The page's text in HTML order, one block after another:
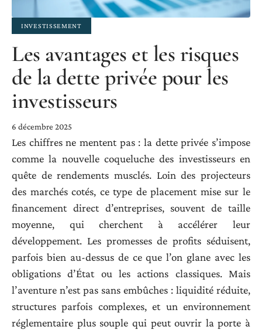
INVESTISSEMENT
Les avantages et les risques
de la dette privée pour les
investisseurs
6 décembre 2025
Les chiffres ne mentent pas : la dette privée s’impose
comme la nouvelle coqueluche des investisseurs en
quête de rendements musclés. Loin des projecteurs
des marchés cotés, ce type de placement mise sur le
financement direct d’entreprises, souvent de taille
moyenne, qui cherchent à accélérer leur
développement. Les promesses de profits séduisent,
parfois bien au-dessus de ce que l’on glane avec les
obligations d’État ou les actions classiques. Mais
l’aventure n’est pas sans embûches : liquidité réduite,
structures parfois complexes, et un environnement
réglementaire plus souple qui peut ouvrir la porte à